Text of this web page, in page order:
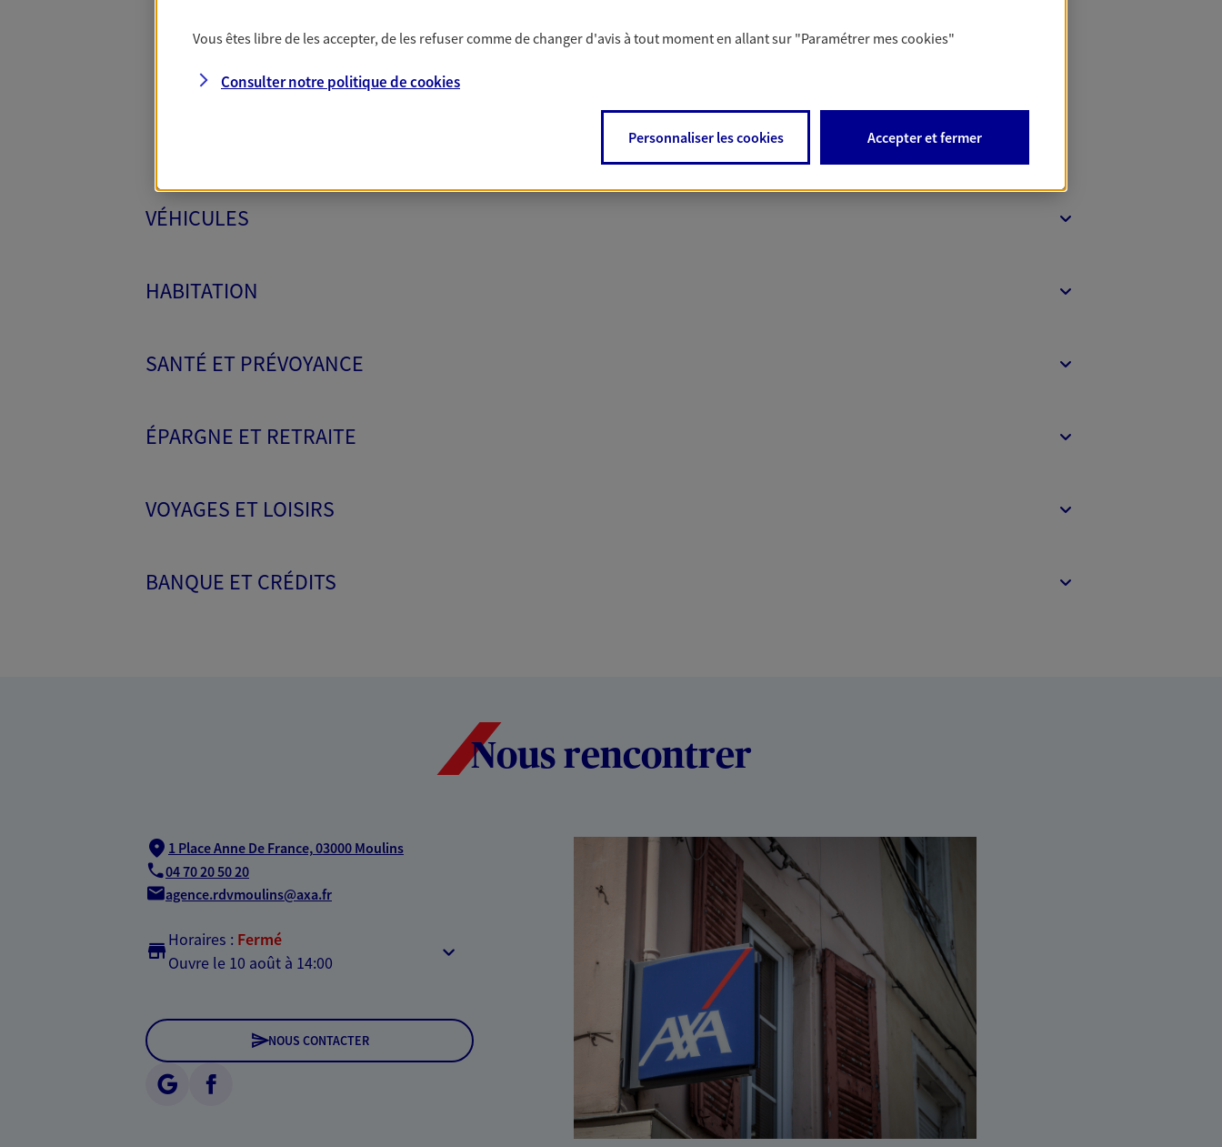
Toutes nos offres Assurance & Banque
PRO & ENTREPRISES
VÉHICULES
HABITATION
SANTÉ ET PRÉVOYANCE
ÉPARGNE ET RETRAITE
VOYAGES ET LOISIRS
BANQUE ET CRÉDITS
Nous rencontrer
1 Place Anne De France,03000 Moulins
04 70 20 50 20
agence.rdvmoulins@axa.fr
Horaires : Fermé
Ouvre le 10 août à 14:00
NOUS CONTACTER
Vous êtes libre de les accepter, de les refuser comme de changer d'avis à tout moment en allant sur "Paramétrer mescookies"
Consulter notre politique decookies
Personnaliser les cookies Accepter et fermer